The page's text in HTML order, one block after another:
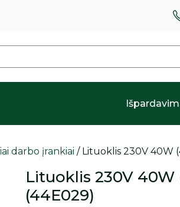
darbo įrankiai / Lituoklis 230V 40W
Lituoklis 230V 40W
(44E029)